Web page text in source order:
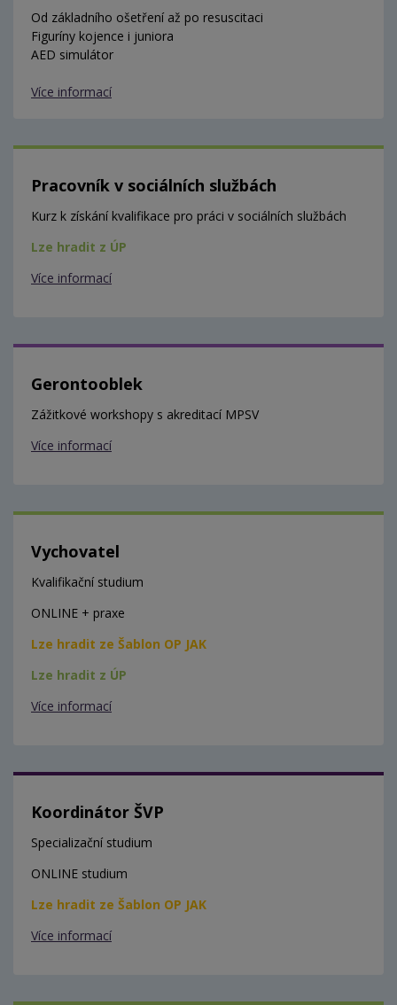
Od základního ošetření až po resuscitaci
Figuríny kojence i juniora
AED simulátor
Více informací
Pracovník v sociálních službách
Kurz k získání kvalifikace pro práci v sociálních službách
Lze hradit z ÚP
Více informací
Gerontooblek
Zážitkové workshopy s akreditací MPSV
Více informací
Vychovatel
Kvalifikační studium
ONLINE + praxe
Lze hradit ze Šablon OP JAK
Lze hradit z ÚP
Více informací
Koordinátor ŠVP
Specializační studium
ONLINE studium
Lze hradit ze Šablon OP JAK
Více informací